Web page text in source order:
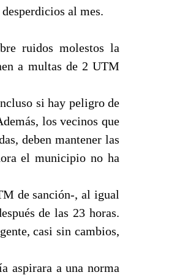
al mes.
ruidos molestos la
a multas de 2 UTM
si hay peligro de
los vecinos que
deben mantener las
el municipio no ha
de sanción-, al igual
de las 23 horas.
casi sin cambios,
aspirara a una norma